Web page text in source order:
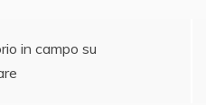
A
p
vi
in campo su